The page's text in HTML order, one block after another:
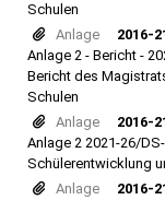
Schulen
Anlage
2016-
Anlage 2 - Bericht -
Bericht des
Schulen
Anlage
2016-
Anlage 2 2021-26/
Schülerentwicklung
Anlage
2016-